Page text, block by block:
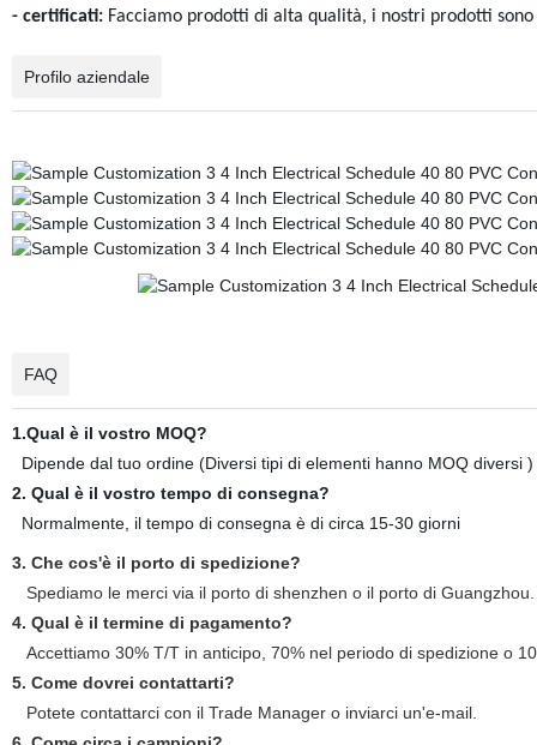
- certificati:Facciamo prodotti di alta qualità, i nostri prodotti sono
Profilo aziendale
FAQ
1.Qual è il vostro MOQ?
Dipende dal tuo ordine (Diversi tipi di elementi hanno MOQ diversi )
2. Qual è il vostro tempo di consegna?
Normalmente, il tempo di consegna è di circa 15-30 giorni
3. Che cos'è il porto di spedizione?
Spediamo le merci via il porto di shenzhen o il porto di Guangzhou.
4. Qual è il termine di pagamento?
Accettiamo 30% T/T in anticipo, 70% nel periodo di spedizione o
5. Come dovrei contattarti?
Potete contattarci con il Trade Manager o inviarci un'e-mail.